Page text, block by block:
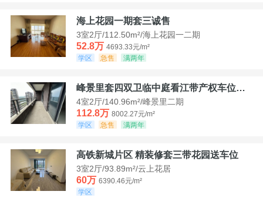
海上花园一期套三诚售
3室2厅/112.50m²/海上花园一二期
52.8万 4693.33元/m²
学区
急售 满两年
峰景里套四双卫临中庭看江带产权车位诚售
4室2厅/140.96m²/峰景里二期
112.8万 8002.27元/m²
学区
急售 满两年
高铁新城片区 精装修套三带花园送车位
3室2厅/93.89m²/云上花居
60万 6390.46元/m²
学区